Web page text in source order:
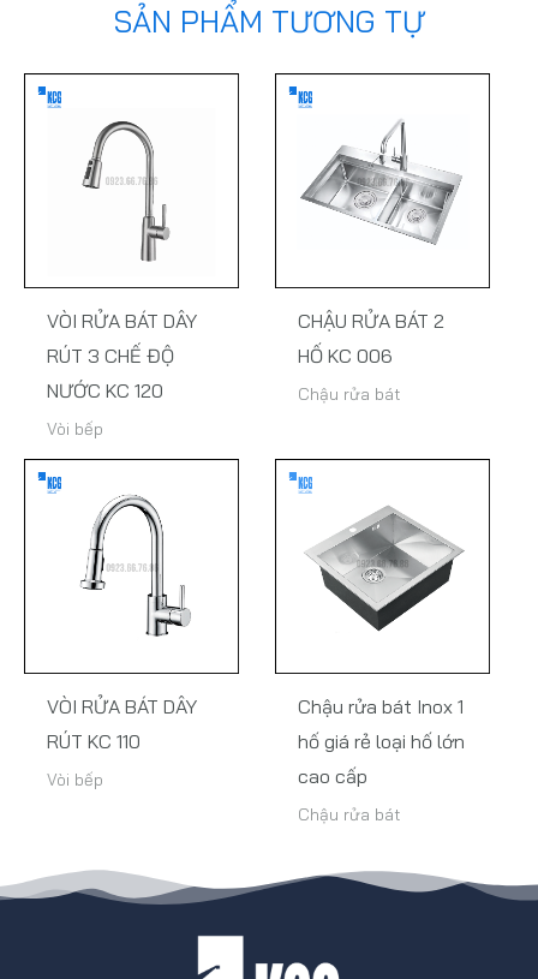
SẢN PHẨM TƯƠNG TỰ
VÒI RỬA BÁT DÂY
RÚT 3 CHẾ ĐỘ
NƯỚC KC 120
Vòi bếp
CHẬU RỬA BÁT 2
HỐ KC 006
Chậu rửa bát
VÒI RỬA BÁT DÂY
RÚT KC 110
Vòi bếp
Chậu rửa bát Inox 1
hố giá rẻ loại hố lớn
cao cấp
Chậu rửa bát